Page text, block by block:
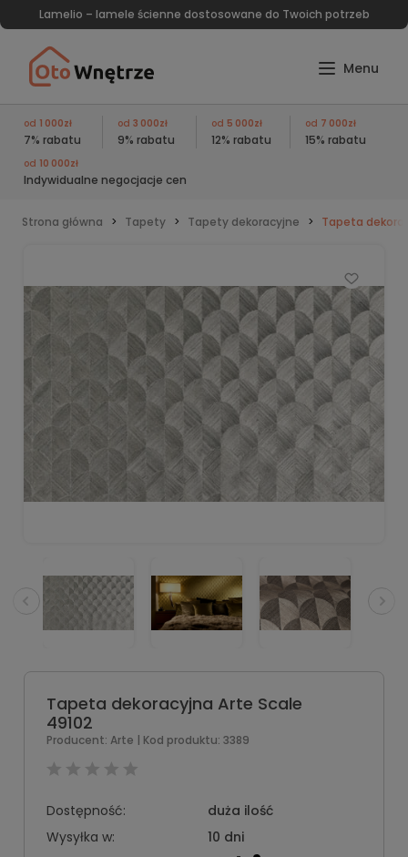
Lamelio – lamele ścienne dostosowane do Twoich potrzeb
od 1 000zł
7% rabatu
od 3 000zł
9% rabatu
od 5 000zł
12% rabatu
od 7 000zł
15% rabatu
od 10 000zł
Indywidualne negocjacje cen
Strona główna Tapety Tapety dekoracyjne Tapeta
Tapeta dekoracyjna Arte Scale
49102
Producent: Arte | Kod produktu: 3389
Dostępność:
duża ilość
Wysyłka w:
10 dni